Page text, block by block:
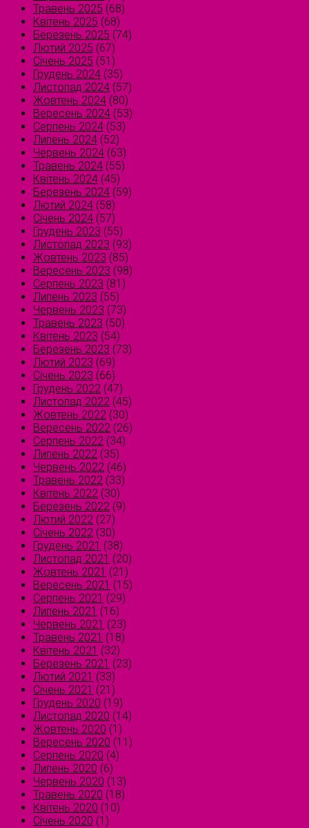
Травень 2025 (68)
Квітень 2025 (68)
Березень 2025 (74)
Лютий 2025 (67)
Січень 2025 (51)
Грудень 2024 (35)
Листопад 2024 (57)
Жовтень 2024 (80)
Вересень 2024 (53)
Серпень 2024 (53)
Липень 2024 (52)
Червень 2024 (63)
Травень 2024 (55)
Квітень 2024 (45)
Березень 2024 (59)
Лютий 2024 (58)
Січень 2024 (57)
Грудень 2023 (55)
Листопад 2023 (93)
Жовтень 2023 (85)
Вересень 2023 (98)
Серпень 2023 (81)
Липень 2023 (55)
Червень 2023 (73)
Травень 2023 (50)
Квітень 2023 (54)
Березень 2023 (73)
Лютий 2023 (69)
Січень 2023 (66)
Грудень 2022 (47)
Листопад 2022 (45)
Жовтень 2022 (30)
Вересень 2022 (26)
Серпень 2022 (34)
Липень 2022 (35)
Червень 2022 (46)
Травень 2022 (33)
Квітень 2022 (30)
Березень 2022 (9)
Лютий 2022 (27)
Січень 2022 (30)
Грудень 2021 (38)
Листопад 2021 (20)
Жовтень 2021 (21)
Вересень 2021 (15)
Серпень 2021 (29)
Липень 2021 (16)
Червень 2021 (23)
Травень 2021 (18)
Квітень 2021 (32)
Березень 2021 (23)
Лютий 2021 (33)
Січень 2021 (21)
Грудень 2020 (19)
Листопад 2020 (14)
Жовтень 2020 (1)
Вересень 2020 (11)
Серпень 2020 (4)
Липень 2020 (6)
Червень 2020 (13)
Травень 2020 (18)
Квітень 2020 (10)
Січень 2020 (1)